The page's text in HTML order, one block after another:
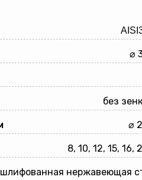
⌀
без
⌀
8, 10, 12, 15, 16,
нержавеющая